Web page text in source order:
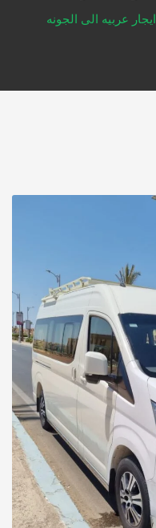
ايجار عربيه الى الجونه